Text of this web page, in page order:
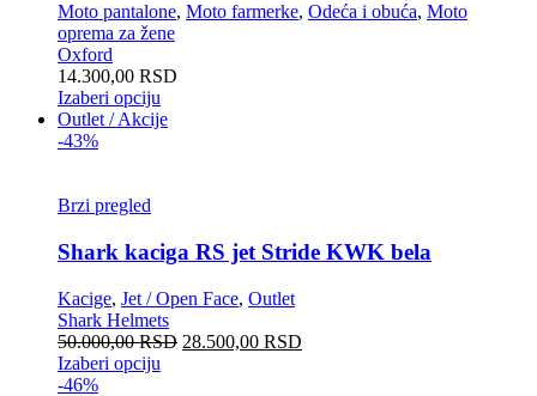
Moto pantalone, Moto farmerke, Odeća i obuća, Moto
oprema za žene
Oxford
14.300,00 RSD
Izaberi opciju
Outlet / Akcije
-43%
Brzi pregled
Shark kaciga RS jet Stride KWK bela
Kacige, Jet / Open Face, Outlet
Shark Helmets
50.000,00RSD 28.500,00 RSD
Izaberi opciju
-46%